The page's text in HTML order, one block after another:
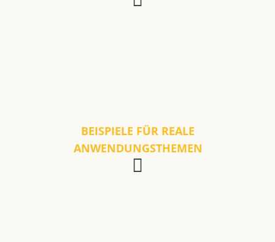
BEISPIELE FÜR REALE
ANWENDUNGSTHEMEN